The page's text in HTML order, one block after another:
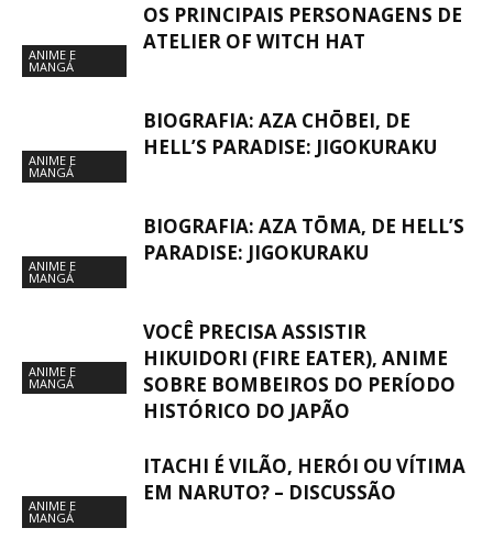
ANIME E
MANGÁ
OS PRINCIPAIS PERSONAGENS DE
ATELIER OF WITCH HAT
ANIME E
MANGÁ
BIOGRAFIA: AZA CHŌBEI, DE
HELL’S PARADISE: JIGOKURAKU
ANIME E
MANGÁ
BIOGRAFIA: AZA TŌMA, DE HELL’S
PARADISE: JIGOKURAKU
ANIME E
MANGÁ
VOCÊ PRECISA ASSISTIR
HIKUIDORI (FIRE EATER), ANIME
SOBRE BOMBEIROS DO PERÍODO
HISTÓRICO DO JAPÃO
ANIME E
MANGÁ
ITACHI É VILÃO, HERÓI OU VÍTIMA
EM NARUTO? – DISCUSSÃO